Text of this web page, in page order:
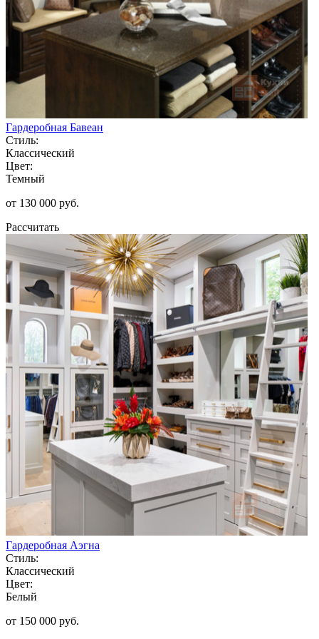
Гардеробная Бавеан
Стиль:
Классический
Цвет:
Темный
от 130 000 руб.
Рассчитать
Гардеробная Аэгна
Стиль:
Классический
Цвет:
Белый
от 150 000 руб.